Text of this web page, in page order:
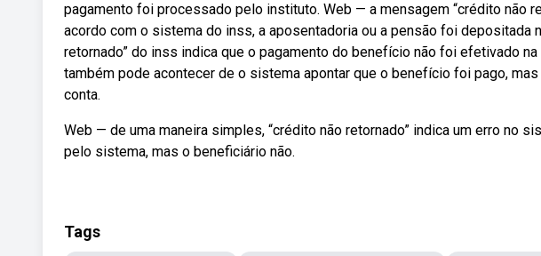
pagamento foi processado pelo instituto. Web — a mensagem “crédito não
acordo com o sistema do inss, a aposentadoria ou a pensão foi depositada
retornado” do inss indica que o pagamento do benefício não foi efetivado
também pode acontecer de o sistema apontar que o benefício foi pago,
conta.
Web — de uma maneira simples, “crédito não retornado” indica um erro no
pelo sistema, mas o beneficiário não.
Tags